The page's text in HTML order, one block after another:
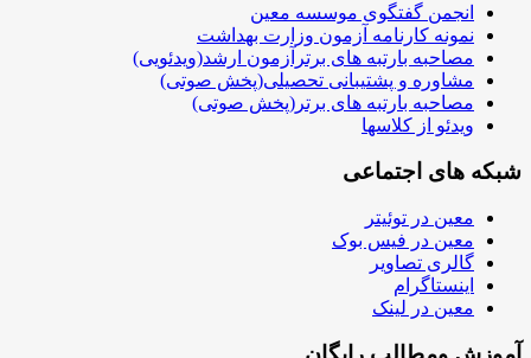
انجمن گفتگوی موسسه معین
نمونه کارنامه آزمون وزارت بهداشت
مصاحبه بارتبه های برترآزمون ارشد(ویدئویی)
مشاوره و پشتیبانی تحصیلی(پخش صوتی)
مصاحبه بارتبه های برتر(پخش صوتی)
ویدئو از کلاسها
شبکه های اجتماعی
معین در توئیتر
معین در فیس بوک
گالری تصاویر
اینستاگرام
معین در لینک